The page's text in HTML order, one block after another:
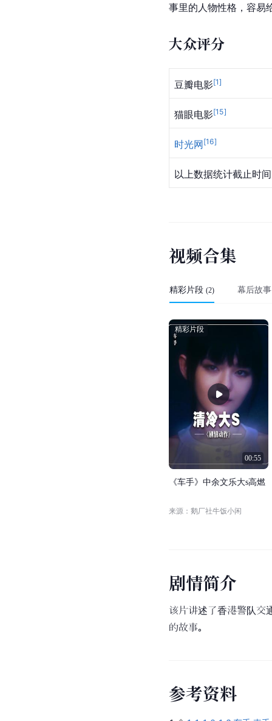
事里的人物性格，容易
大众评分
豆瓣电影[1]
猫眼电影[15]
时光网[16]
以上数据统计截止时
视频合集
精彩片段 (2) 幕后故事
00:55
精彩片段
《车手》 中余文 乐大s高燃
来源：鹅厂社牛饭小闲
剧情简介
该片讲述了香港警队交
的故事。
参考资料